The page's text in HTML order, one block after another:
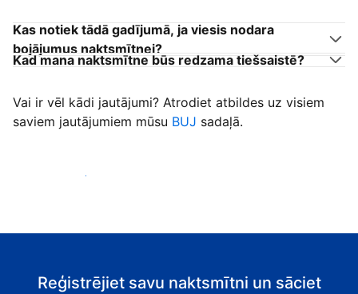
Kas notiek tādā gadījumā, ja viesis nodara
bojājumus naktsmītnei?
Kad mana naktsmītne būs redzama tiešsaistē?
Vai ir vēl kādi jautājumi? Atrodiet atbildes uz visiem
saviem jautājumiem mūsu BUJ sadaļā.
Sākt uzņemt viesus
Reģistrējiet savu naktsmītni un sāciet